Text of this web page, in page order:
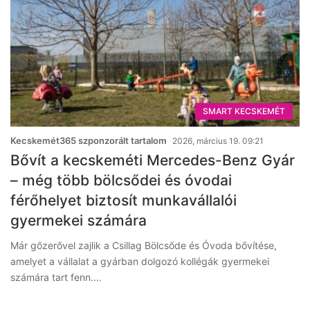
SMART KECSKEMÉT
Kecskemét365 szponzorált tartalom 2026, március 19. 09:21
Bővít a kecskeméti Mercedes-Benz Gyár
– még több bölcsődei és óvodai
férőhelyet biztosít munkavállalói
gyermekei számára
Már gőzerővel zajlik a Csillag Bölcsőde és Óvoda bővítése,
amelyet a vállalat a gyárban dolgozó kollégák gyermekei
számára tart fenn.…